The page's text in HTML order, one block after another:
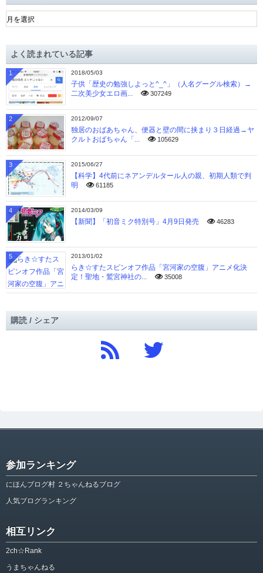
ア
ー
ブよく読まれている記事
2018/05/03
子供「歴史の勉強しよっと^_^」（人名グーグル検索）→
二次美少女エロ画...
307249
1
2012/09/07
独居のおばあちゃん、便器と壁の間に挟まり３日経過→ヤ
クルトおばちゃん「...
105629
2
2015/06/27
【科学】4代前にネアンデルタール人の親、初期人類で判
明
61185
3
2014/03/09
【新聞】「初音ミク特別号」4月9日発売 46283
4
2013/01/02
らき☆すたスピンオフ作品「宮河家の空腹」アニメ化決
定！聖地・鷲宮神社の...
35008
5
購読 / シェア
参加ランキング
にほんブログ村 ２ちゃんねるブログ
人気ブログランキング
相互リンク
2ch☆Rank
うまちゃんねる